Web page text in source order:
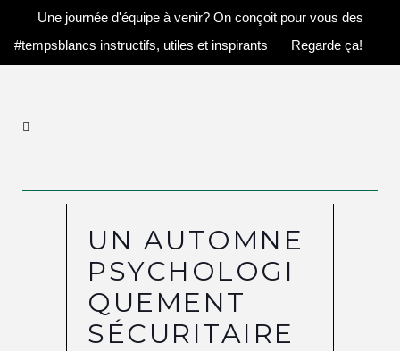
Une journée d'équipe à venir? On conçoit pour vous des
#tempsblancs instructifs, utiles et inspirants
Regarde ça!
UN AUTOMNE
PSYCHOLOGI
QUEMENT
SÉCURITAIRE